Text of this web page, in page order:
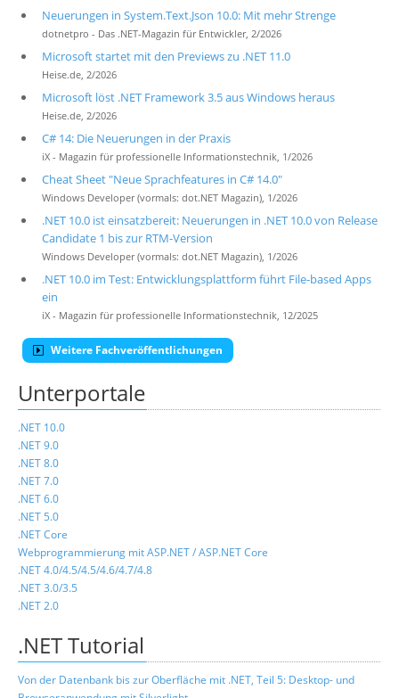
Neuerungen in System.Text.Json 10.0: Mit mehr Strenge
dotnetpro - Das .NET-Magazin für Entwickler, 2/2026
Microsoft startet mit den Previews zu .NET 11.0
Heise.de, 2/2026
Microsoft löst .NET Framework 3.5 aus Windows heraus
Heise.de, 2/2026
C# 14: Die Neuerungen in der Praxis
iX - Magazin für professionelle Informationstechnik, 1/2026
Cheat Sheet "Neue Sprachfeatures in C# 14.0"
Windows Developer (vormals: dot.NET Magazin), 1/2026
.NET 10.0 ist einsatzbereit: Neuerungen in .NET 10.0 von Release
Candidate 1 bis zur RTM-Version
Windows Developer (vormals: dot.NET Magazin), 1/2026
.NET 10.0 im Test: Entwicklungsplattform führt File-based Apps
ein
iX - Magazin für professionelle Informationstechnik, 12/2025
Weitere Fachveröffentlichungen
Unterportale
.NET 10.0
.NET 9.0
.NET 8.0
.NET 7.0
.NET 6.0
.NET 5.0
.NET Core
Webprogrammierung mit ASP.NET / ASP.NET Core
.NET 4.0/4.5/4.5/4.6/4.7/4.8
.NET 3.0/3.5
.NET 2.0
.NET Tutorial
Von der Datenbank bis zur Oberfläche mit .NET, Teil 5: Desktop- und